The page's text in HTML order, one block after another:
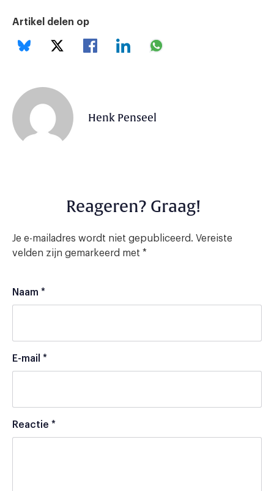
Artikel delen op
Henk Penseel
Reageren? Graag!
Je e-mailadres wordt niet gepubliceerd. Vereiste
velden zijn gemarkeerd met *
Naam *
E-mail *
Reactie *